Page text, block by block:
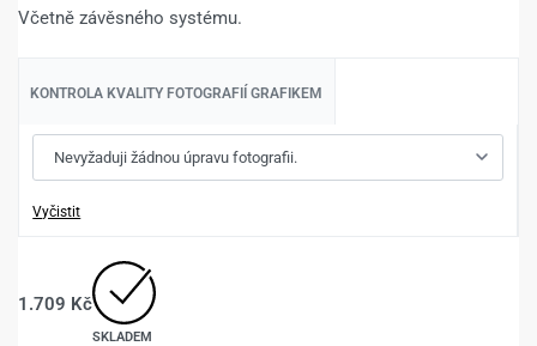
Včetně závěsného systému.
KONTROLA KVALITY FOTOGRAFIÍ GRAFIKEM
Vyčistit
1.709 Kč
SKLADEM